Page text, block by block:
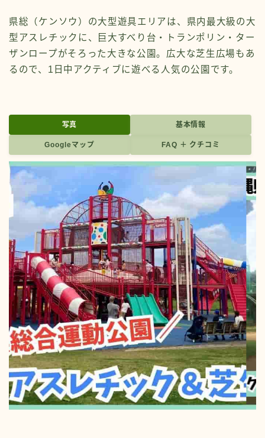
県総（ケンソウ）の大型遊具エリアは、県内最大級の大
型アスレチックに、巨大すべり台・トランポリン・ター
ザンロープがそろった大きな公園。広大な芝生広場もあ
るので、1日中アクティブに遊べる人気の公園です。
写真 基本情報
Googleマップ FAQ ＋ クチコミ